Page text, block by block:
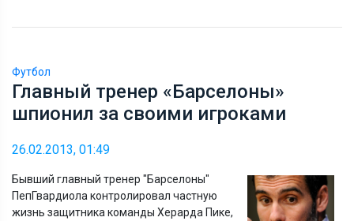
Футбол
Главный тренер «Барселоны»
шпионил за своими игроками
26.02.2013, 01:49
Бывший главный тренер "Барселоны"
ПепГвардиола контролировал частную
жизнь защитника команды Херарда Пике,